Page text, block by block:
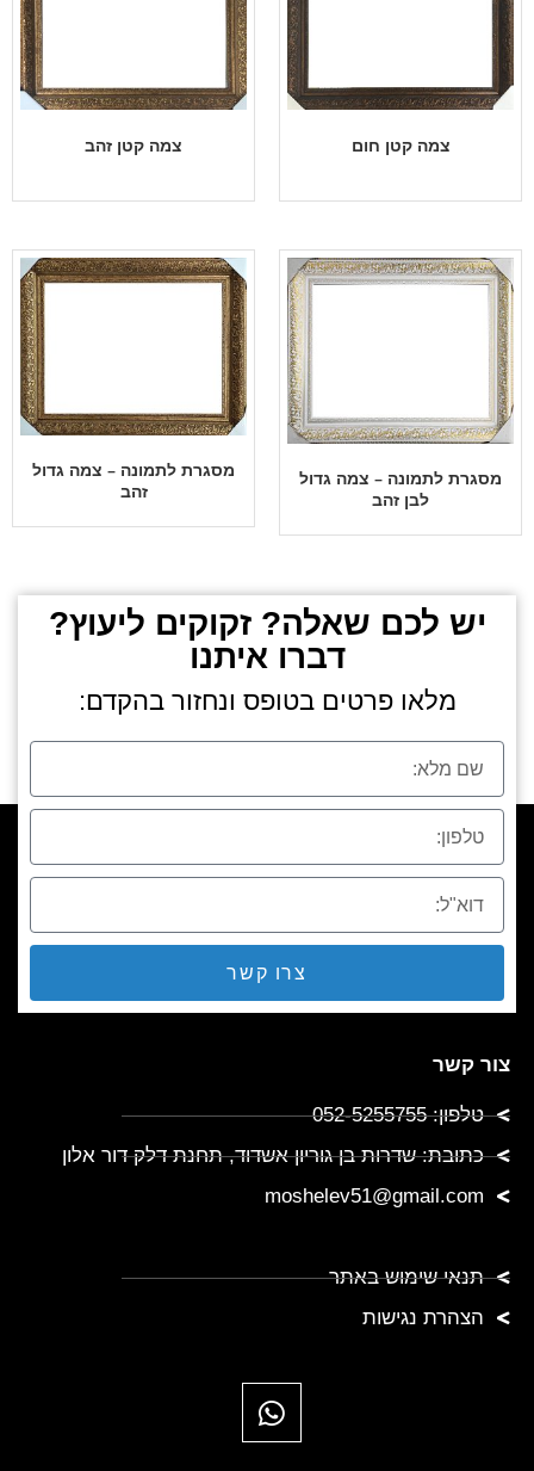
צמה קטן חום צמה קטן זהב
מסגרת לתמונה – צמה גדול
לבן זהב
מסגרת לתמונה – צמה גדול
זהב
יש לכם שאלה? זקוקים ליעוץ?
דברו איתנו
מלאו פרטים בטופס ונחזור בהקדם:
צרו קשר
צור קשר
טלפון: 052-5255755
כתובת: שדרות בן גוריון אשדוד, תחנת דלק דור אלון
moshelev51@gmail.com
תנאי שימוש באתר
הצהרת נגישות